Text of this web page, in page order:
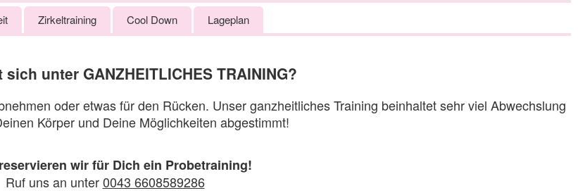
Zirkeltraining Cool Down Lageplan
unter GANZHEITLICHES TRAINING?
oder etwas für den Rücken. Unser ganzheitliches Training beinhaltet sehr viel Abwechslung
Körper und Deine Möglichkeiten abgestimmt!
wir für Dich ein Probetraining!
Ruf uns an unter 0043 6608589286